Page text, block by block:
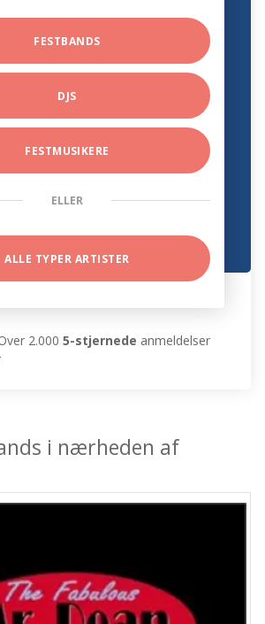
FESTBANDS
DJS
FESTMUSIKERE
ELLER
ALLE TYPER ARTISTER
2.0005-stjernede anmeldelser
i nærheden af